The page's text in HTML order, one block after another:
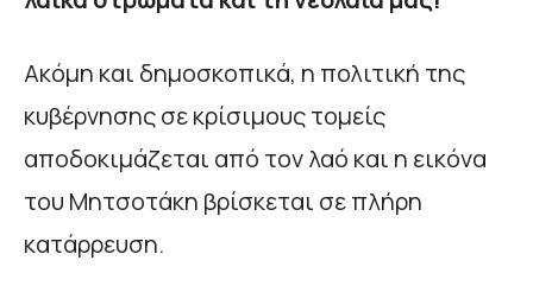
Ακόμη και δημοσκοπικά, η πολιτική της
κυβέρνησης σε κρίσιμους τομείς
αποδοκιμάζεται από τον λαό και η εικόνα
του Μητσοτάκη βρίσκεται σε πλήρη
κατάρρευση.